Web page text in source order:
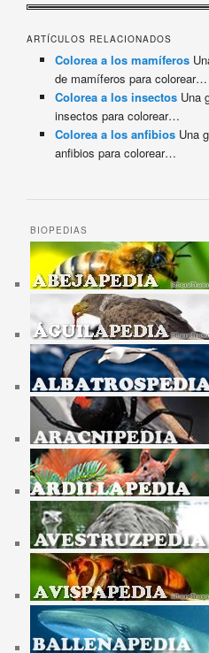
ARTÍCULOS RELACIONADOS
Colorea a los mamíferos
de mamíferos para colorear…
Colorea a los insectos Una
insectos para colorear…
Colorea a los anfibios Una
anfibios para colorear…
BIOPEDIAS